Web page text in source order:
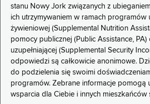
stanu Nowy Jork związanych z
ich utrzymywaniem w ramach programów
żywieniowej (Supplemental Nutrition
pomocy publicznej (Public Assistance,
uzupełniającej (Supplemental Security
odpowiedzi są całkowicie anonimowe.
do podzielenia się swoimi
programów. Zebrane informacje pomogą
wsparcia dla Ciebie i innych mieszkańców